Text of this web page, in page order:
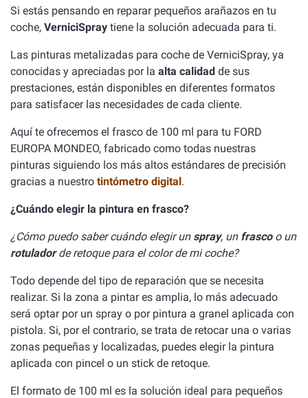
Si estás pensando en reparar pequeños arañazos en tu
coche, VerniciSpray tiene la solución adecuada para ti.
Las pinturas metalizadas para coche de VerniciSpray, ya
conocidas y apreciadas por la alta calidad de sus
prestaciones, están disponibles en diferentes formatos
para satisfacer las necesidades de cada cliente.
Aquí te ofrecemos el frasco de 100 ml para tu FORD
EUROPA MONDEO, fabricado como todas nuestras
pinturas siguiendo los más altos estándares de precisión
gracias a nuestro tintómetro digital.
¿Cuándo elegir la pintura en frasco?
¿Cómo puedo saber cuándo elegir un spray, un frascoo un
rotuladorde retoque para el color de mi coche?
Todo depende del tipo de reparación que se necesita
realizar. Si la zona a pintar es amplia, lo más adecuado
será optar por un spray o por pintura a granel aplicada con
pistola. Si, por el contrario, se trata de retocar una o varias
zonas pequeñas y localizadas, puedes elegir la pintura
aplicada con pincel o un stick de retoque.
El formato de 100 ml es la solución ideal para pequeños